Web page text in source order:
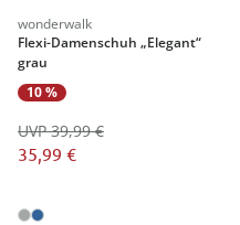
wonderwalk
Flexi-Damenschuh „Elegant“
grau
10 %
35,99 €
UVP 39,99 €